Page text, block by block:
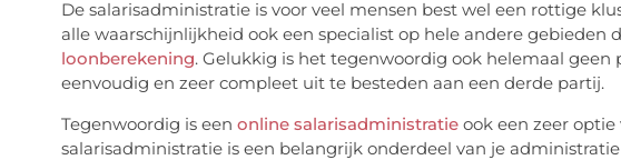
De salarisadministratie is voor veel mensen best wel een rottige
alle waarschijnlijkheid ook een specialist op hele andere gebieden
loonberekening. Gelukkig is het tegenwoordig ook helemaal
eenvoudig en zeer compleet uit te besteden aan een derde partij.
Tegenwoordig is een online salarisadministratieook een zeer optie
salarisadministratie is een belangrijk onderdeel van je